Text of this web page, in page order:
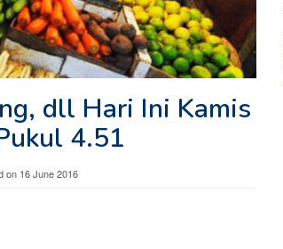
dll Hari Ini Kamis
4.51
on 16 June 2016